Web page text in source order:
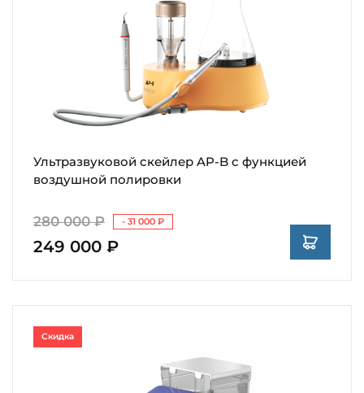
Ультразвуковой скейлер AP-B с функцией
воздушной полировки
280 000 ₽ - 31 000 ₽
249 000 ₽
Скидка